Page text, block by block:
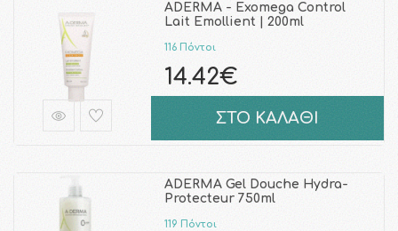
ADERMA - Exomega Control
Lait Emollient | 200ml
116 Πόντοι
14.42€
ΣΤΟ ΚΑΛΑΘΙ
ADERMA Gel Douche Hydra-
Protecteur 750ml
119 Πόντοι